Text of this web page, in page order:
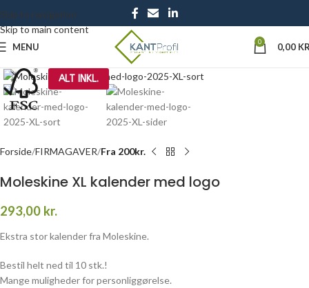
Skip to navigation
Skip to main content
MENU 0 0,00
ALT INKL.
Forside FIRMAGAVER Fra 200kr.
Moleskine XL kalender med logo
293,00 kr.
Ekstra stor kalender fra Moleskine.
Bestil helt ned til 10 stk.!
Mange muligheder for personliggørelse.